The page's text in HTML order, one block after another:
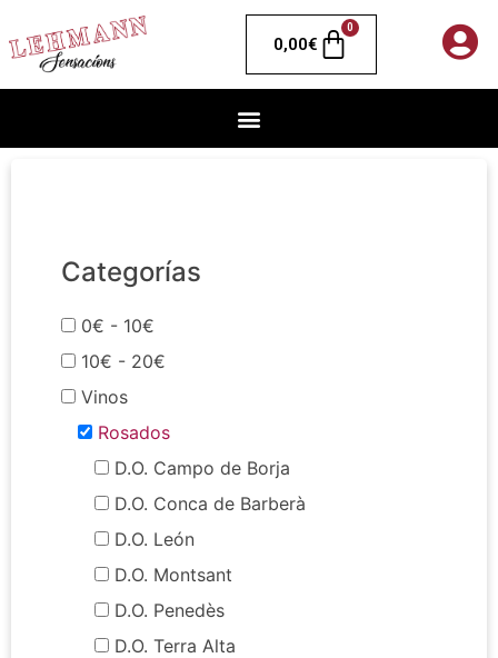
0,00€
0
Categorías
0€ - 10€
10€ - 20€
Vinos
Rosados
D.O. Campo de Borja
D.O. Conca de Barberà
D.O. León
D.O. Montsant
D.O. Penedès
D.O. Terra Alta